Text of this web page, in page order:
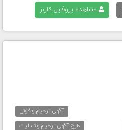
مشاهده پروفایل کاربر
آگهی ترحیم و فوتی
طرح آگهی ترحیم و تسلیت